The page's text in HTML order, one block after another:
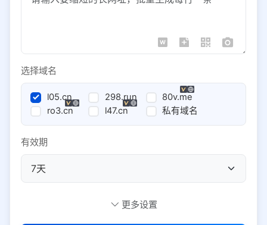
选择域名
l05.cn 298.run
80v.me
ro3.cn
l47.cn 私有域名
有效期
更多设置